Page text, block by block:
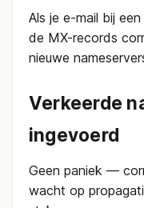
Als je e-mail bij
de MX-records
nieuwe
Verkeerde
ingevoerd
Geen paniek —
wacht op